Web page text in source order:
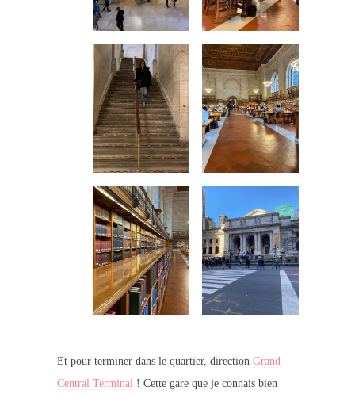
Et pour terminer dans le quartier, direction Grand
Central Terminal ! Cette gare que je connais bien